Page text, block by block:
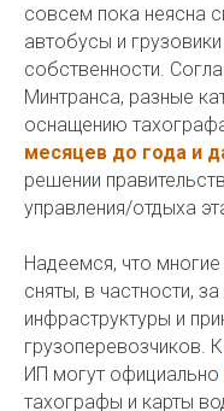
совсем пока неясна
автобусы и
собственности.
Минтранса, разные
оснащению
месяцев до года и
решении
управления/отдыха
Надеемся, что
сняты, в частности,
инфраструктуры и
грузоперевозчиков.
ИП могут официально
тахографы и карты